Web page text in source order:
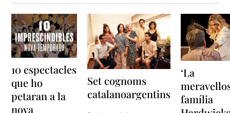
10 espectacles
que ho
petaran a la
nova
Set cognoms
catalanoargentins
‘La
família